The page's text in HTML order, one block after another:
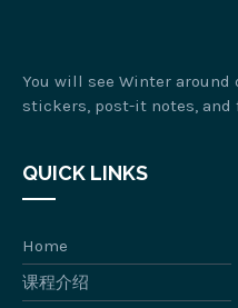
You will see Winter
stickers, post-it notes, and
QUICK LINKS
Home
课程介绍